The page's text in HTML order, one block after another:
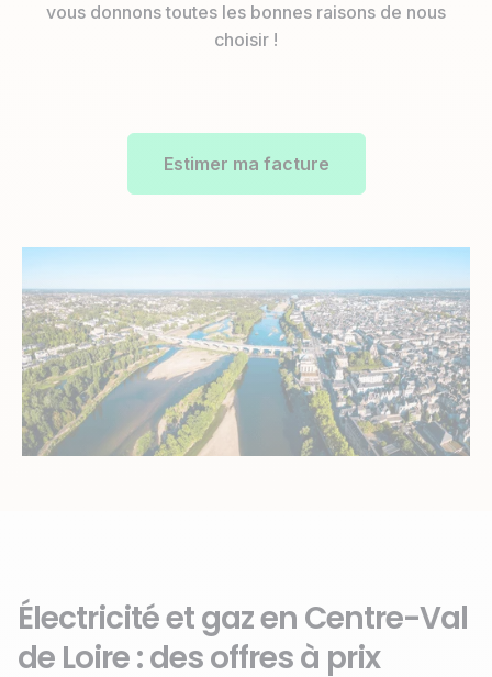
vous donnons toutes les bonnes raisons de nous
choisir !
Estimer ma facture
Électricité et gaz en Centre-Val
de Loire : des offres à prix